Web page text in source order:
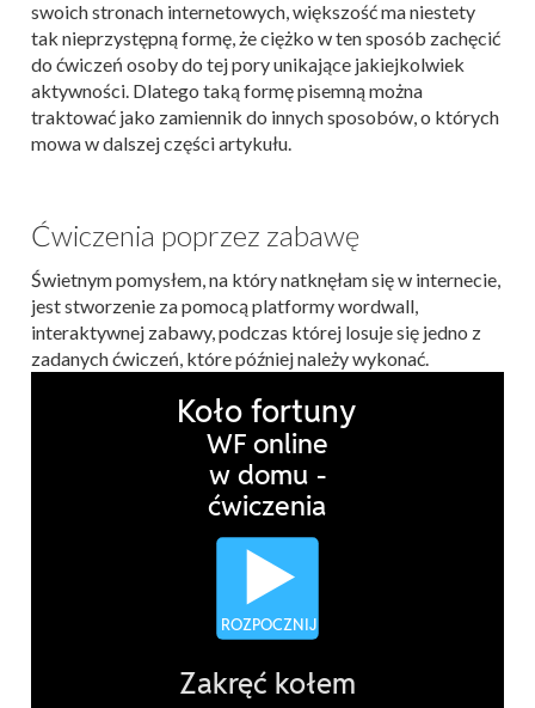
swoich stronach internetowych, większość ma niestety
tak nieprzystępną formę, że ciężko w ten sposób zachęcić
do ćwiczeń osoby do tej pory unikające jakiejkolwiek
aktywności. Dlatego taką formę pisemną można
traktować jako zamiennik do innych sposobów, o których
mowa w dalszej części artykułu.
Ćwiczenia poprzez zabawę
Świetnym pomysłem, na który natknęłam się w internecie,
jest stworzenie za pomocą platformy wordwall,
interaktywnej zabawy, podczas której losuje się jedno z
zadanych ćwiczeń, które później należy wykonać.